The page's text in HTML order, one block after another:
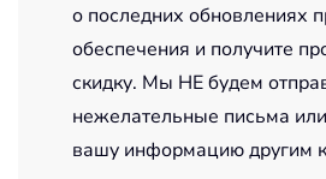
о последних обновлениях
обеспечения и получите
скидку. Мы НЕ будем
нежелательные письма
вашу информацию другим